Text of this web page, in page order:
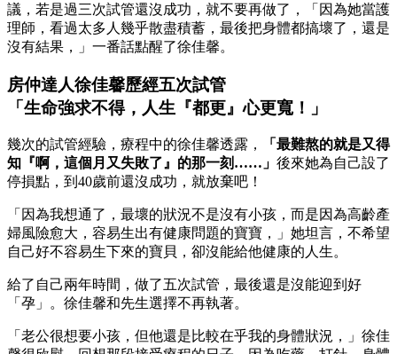
議，若是過三次試管還沒成功，就不要再做了，「因為她當護
理師，看過太多人幾乎散盡積蓄，最後把身體都搞壞了，還是
沒有結果，」一番話點醒了徐佳馨。
房仲達人徐佳馨歷經五次試管
「生命強求不得，人生『都更』心更寬！」
幾次的試管經驗，療程中的徐佳馨透露，
「最難熬的就是又得
知『啊，這個月又失敗了』的那一刻……」 後來她為自己設了
停損點，到40歲前還沒成功，就放棄吧！
「因為我想通了，最壞的狀況不是沒有小孩，而是因為高齡產
婦風險愈大，容易生出有健康問題的寶寶，」她坦言，不希望
自己好不容易生下來的寶貝，卻沒能給他健康的人生。
給了自己兩年時間，做了五次試管，最後還是沒能迎到好
「孕」。徐佳馨和先生選擇不再執著。
「老公很想要小孩，但他還是比較在乎我的身體狀況，」徐佳